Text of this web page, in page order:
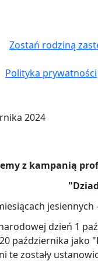
Zostań rodziną
Polityka prywatności
2024
z kampanią
dzień 1
października jako
te zostały